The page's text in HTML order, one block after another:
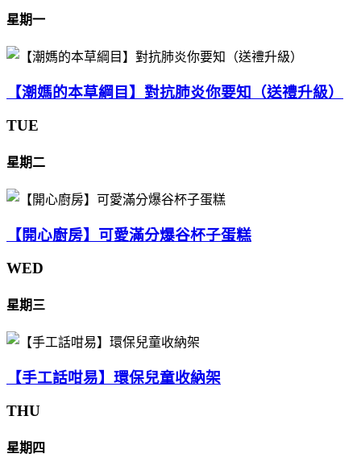
星期一
【潮媽的本草綱目】對抗肺炎你要知（送禮升級）
TUE
星期二
【開心廚房】可愛滿分爆谷杯子蛋糕
WED
星期三
【手工話咁易】環保兒童收納架
THU
星期四